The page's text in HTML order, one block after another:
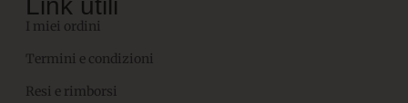
Link utili
I miei ordini
Termini e condizioni
Resi e rimborsi